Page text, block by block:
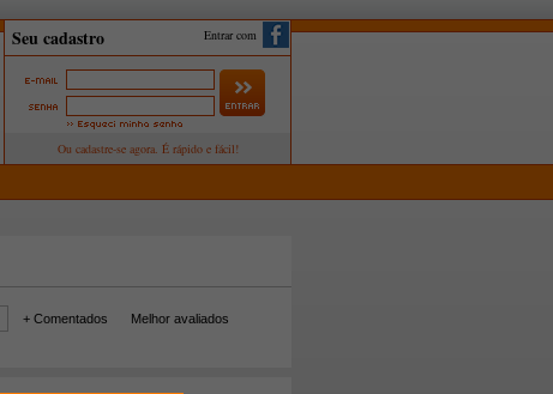
Entrar com
+ Comentados Melhor avaliados